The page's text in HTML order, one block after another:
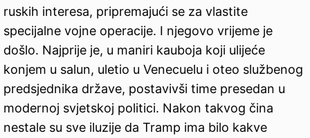
ruskih interesa, pripremajući se za vlastite
specijalne vojne operacije. I njegovo vrijeme je
došlo. Najprije je, u maniri kauboja koji ulijeće
konjem u salun, uletio u Venecuelu i oteo službenog
predsjednika države, postavivši time presedan u
modernoj svjetskoj politici. Nakon takvog čina
nestale su sve iluzije da Tramp ima bilo kakve